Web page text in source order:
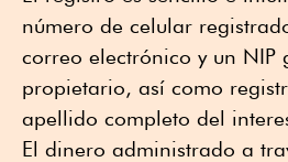
número de celular
correo electrónico y un NIP
propietario, así como
apellido completo del
El dinero administrado a